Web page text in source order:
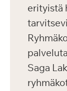
erityistä
Saga